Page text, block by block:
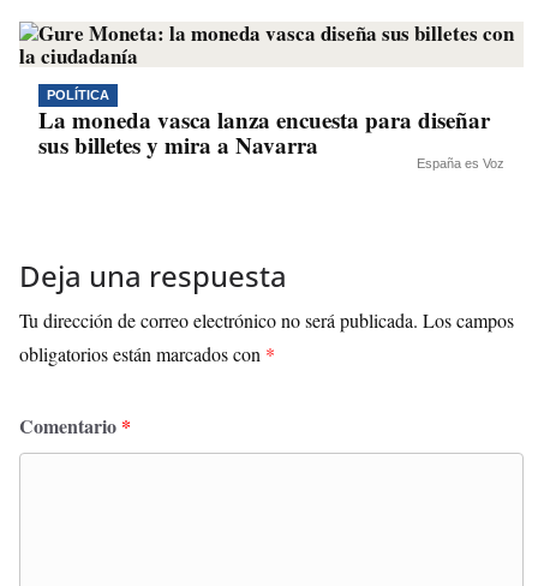
POLÍTICA
La moneda vasca lanza encuesta para diseñar
sus billetes y mira a Navarra
España es Voz
Deja una respuesta
Tu dirección de correo electrónico no será publicada. Los campos
obligatorios están marcados con *
Comentario *